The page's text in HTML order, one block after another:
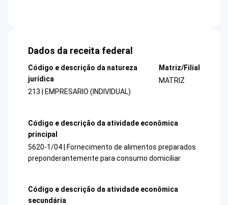
Dados da receita federal
Código e descrição da natureza
jurídica
213 | EMPRESARIO (INDIVIDUAL)
Matriz/Filial
MATRIZ
Código e descrição da atividade econômica
principal
5620-1/04 | Fornecimento de alimentos preparados
preponderantemente para consumo domiciliar
Código e descrição da atividade econômica
secundária